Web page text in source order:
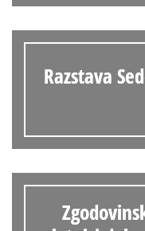
Razstava